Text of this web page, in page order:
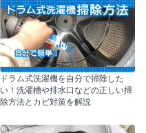
ドラム式洗濯機を自分で掃除した
い！洗濯槽や排水口などの正しい掃
除方法とカビ対策を解説